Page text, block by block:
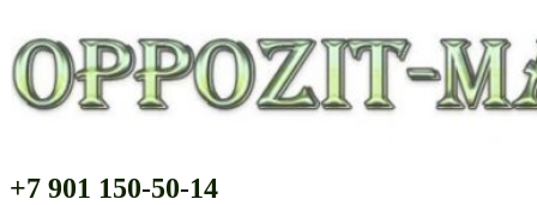
+7 901 150-50-14